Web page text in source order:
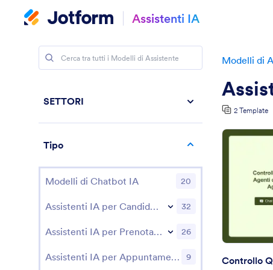
Assistenti IA
Modelli di
2 Template
SETTORI
Tipo
Modelli di Chatbot IA 20
Assistenti IA per Candidature 32
Assistenti IA per Prenotazioni 26
Assistenti IA per Appuntamenti 9